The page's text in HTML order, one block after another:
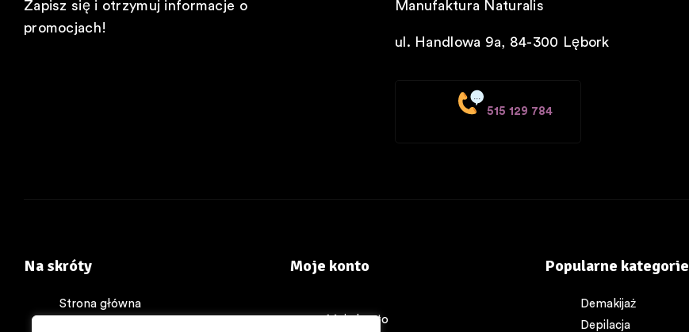
Zapisz się i otrzymuj informacje o
promocjach!
Manufaktura Naturalis
ul. Handlowa 9a, 84-300 Lębork
515 129 784
Na skróty
Strona główna
Moje konto
Moje konto
Popularne kategorie
Demakijaż
Depilacja